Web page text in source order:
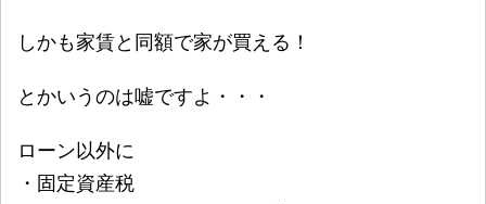
しかも家賃と同額で家が買える！
とかいうのは嘘ですよ・・・
ローン以外に
・固定資産税